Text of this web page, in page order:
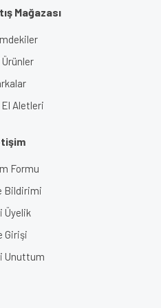
Mağazası
Ürünler
Aletleri
Formu
Bildirimi
Üyelik
Girişi
Unuttum